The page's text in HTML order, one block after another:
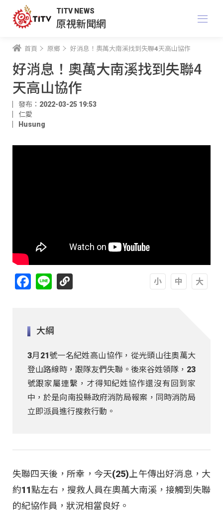
TITV NEWS
原視新聞網
首頁 原鄉 好消息！奧萬大南溪找到失聯4天高山協作
好消息！奧萬大南溪找到失聯4
天高山協作
發布：2022-03-25 19:53
仁愛
Husung
Facebook
Line
大綱
3月21號一名紀姓高山協作，從光頭山往奧萬大
登山路線時，跟隊友們失聯。後來谷姓領隊，23
號跟家屬連繫，才得知紀姓協作還沒有回到家
中，於是向南投縣政府消防局報案，同時消防局
立即派員進行搜救行動。
失聯四天後，所幸，今天(25)上午傳出好消息，大
約11點左右，搜救人員在奧萬大南溪，接觸到失聯
的紀協作員，狀況相當良好。